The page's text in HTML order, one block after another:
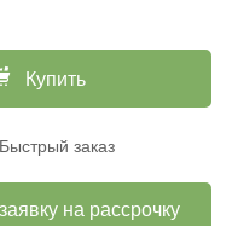
Купить
Быстрый заказ
на рассрочку